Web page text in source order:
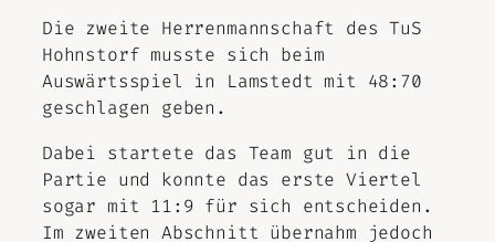
Die zweite Herrenmannschaft des TuS
Hohnstorf musste sich beim
Auswärtsspiel in Lamstedt mit 48:70
geschlagen geben.
Dabei startete das Team gut in die
Partie und konnte das erste Viertel
sogar mit 11:9 für sich entscheiden.
Im zweiten Abschnitt übernahm jedoch